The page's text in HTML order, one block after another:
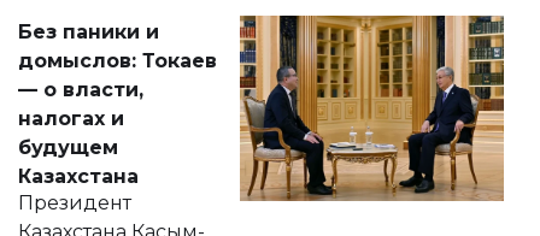
Без паники и
домыслов: Токаев
— о власти,
налогах и
будущем
Казахстана
Президент